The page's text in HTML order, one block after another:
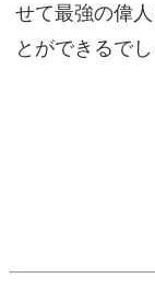
せて最強の偉
とができるで